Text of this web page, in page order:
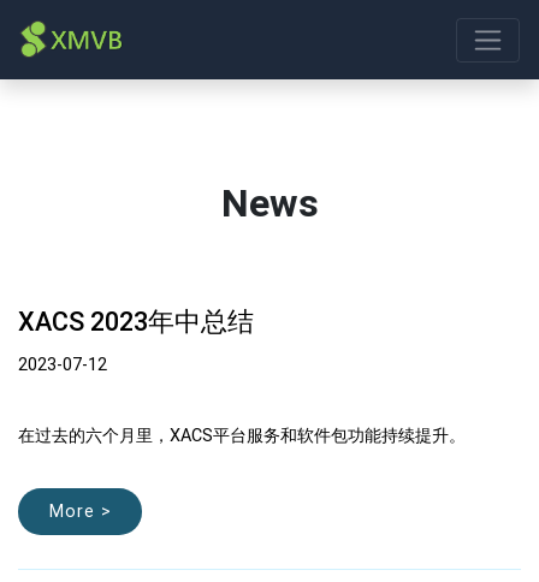
News
XACS 2023年中总结
2023-07-12
在过去的六个月里，XACS平台服务和软件包功能持续提升。
More >